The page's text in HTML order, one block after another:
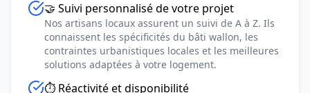
🤝 Suivi personnalisé de votre projet
Nos artisans locaux assurent un suivi de A à Z. Ils
connaissent les spécificités du bâti wallon, les
contraintes urbanistiques locales et les meilleures
solutions adaptées à votre logement.
⏱️ Réactivité et disponibilité